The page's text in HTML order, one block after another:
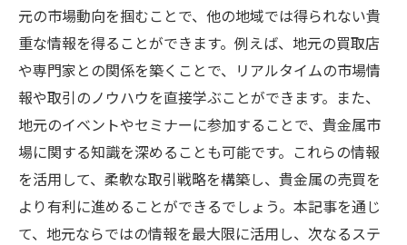
元の市場動向を掴むことで、他の地域では得られない貴
重な情報を得ることができます。例えば、地元の買取店
や専門家との関係を築くことで、リアルタイムの市場情
報や取引のノウハウを直接学ぶことができます。また、
地元のイベントやセミナーに参加することで、貴金属市
場に関する知識を深めることも可能です。これらの情報
を活用して、柔軟な取引戦略を構築し、貴金属の売買を
より有利に進めることができるでしょう。本記事を通じ
て、地元ならではの情報を最大限に活用し、次なるステ